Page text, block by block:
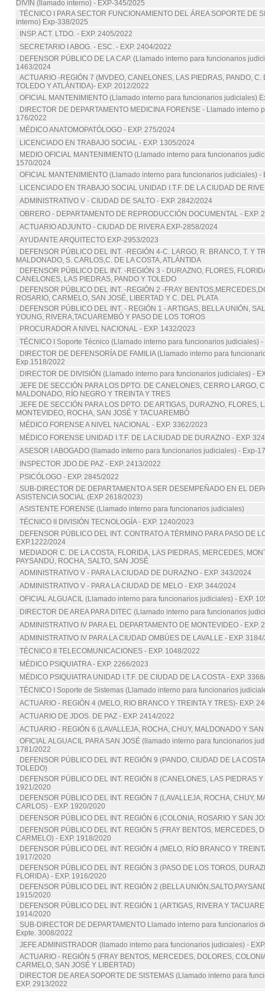
DIVIN (llamado interno) - EXP-345/2025
TÉCNICO I PARA SECTOR FUNCIONAMIENTO DEL ÁREA SOPORTE DE
interno) Exp-338/2025
INSP. ACT. LTDO. - EXP. 2405/2022
SECRETARIO I ABOG. - ESC. - EXP. 2404/2022
DEFENSOR PÚBLICO DE LA CAP. (Llamado interno para funcionarios
1463/2024
ACTUARIO -REGIÓN 7 (MVDEO, CANELONES, LAS PIEDRAS, PANDO, C.
TOLEDO Y ATLÁNTIDA)- EXP. 2012/2022
OFICIAL MANTENIMIENTO (Llamado interno para funcionarios judiciales)
DIRECTOR DE DEPARTAMENTO MEDICINA FORENSE - Llamado interno
176/2022
MÉDICO ANATOMOPATÓLOGO - EXP. 275/2024
LICENCIADO EN TRABAJO SOCIAL - EXP. 1305/2024
MEDIO OFICIAL MANTENIMIENTO (Llamado interno para funcionarios
1570/2024
OFICIAL MANTENIMIENTO (Llamado interno para funcionarios judiciales) -
LICENCIADO EN TRABAJO SOCIAL UNIDAD I.T.F. DE LA CIUDAD DE
ADMINISTRATIVO V - CIUDAD DE SALTO - EXP. 2842/2024
OBRERO - DEPARTAMENTO DE REPRODUCCIÓN DOCUMENTAL - EXP.
ACTUARIO ADJUNTO - CIUDAD DE RIVERA EXP-2858/2024
AYUDANTE ARQUITECTO EXP-2953/2023
DEFENSOR PÚBLICO DEL INT. -REGIÓN 4-C. LARGO, R. BRANCO, T. Y
MALDONADO, S. CARLOS,C. DE LA COSTA, ATLÁNTIDA
DEFENSOR PÚBLICO DEL INT. -REGIÓN 3 - DURAZNO, FLORES,
CANELONES, LAS PIEDRAS, PANDO Y TOLEDO
DEFENSOR PÚBLICO DEL INT. -REGIÓN 2 -FRAY
ROSARIO, CARMELO, SAN JOSÉ, LIBERTAD Y C. DEL PLATA
DEFENSOR PÚBLICO DEL INT. - REGIÓN 1 - ARTIGAS, BELLA UNIÓN,
YOUNG, RIVERA,TACUAREMBÓ Y PASO DE LOS TOROS
PROCURADOR A NIVEL NACIONAL - EXP. 1432/2023
TÉCNICO I Soporte Técnico (Llamado interno para funcionarios judiciales) -
DIRECTOR DE DEFENSORÍA DE FAMILIA (Llamado interno para
Exp.1518/2022
DIRECTOR DE DIVISIÓN (Llamado interno para funcionarios judiciales) -
JEFE DE SECCIÓN PARA LOS DPTO. DE CANELONES, CERRO LARGO,
MALDONADO, RÍO NEGRO Y TREINTA Y TRES
JEFE DE SECCIÓN PARA LOS DPTO. DE ARTIGAS, DURAZNO, FLORES,
MONTEVIDEO, ROCHA, SAN JOSÉ Y TACUAREMBÓ
MÉDICO FORENSE A NIVEL NACIONAL - EXP. 3362/2023
MÉDICO FORENSE UNIDAD I.T.F. DE LA CIUDAD DE DURAZNO - EXP.
ASESOR I ABOGADO (llamado interno para funcionarios judiciales) - Exp-
INSPECTOR JDO.DE PAZ - EXP. 2413/2022
PSICÓLOGO - EXP. 2845/2022
SUB-DIRECTOR DE DEPARTAMENTO A SER DESEMPEÑADO EN EL
ASISTENCIA SOCIAL (EXP 2618/2023)
ASISTENTE FORENSE (Llamado interno para funcionarios judiciales)
TÉCNICO II DIVISIÓN TECNOLOGÍA - EXP. 1240/2023
DEFENSOR PÚBLICO DEL INT. CONTRATO A TÉRMINO PARA PASO DE
EXP.1222/2024
MEDIADOR C. DE LA COSTA, FLORIDA, LAS PIEDRAS, MERCEDES,
PAYSANDÚ, ROCHA, SALTO, SAN JOSÉ
ADMINISTRATIVO V - PARA LA CIUDAD DE DURAZNO - EXP. 343/2024
ADMINISTRATIVO V - PARA LA CIUDAD DE MELO - EXP. 344/2024
OFICIAL ALGUACIL (Llamado interno para funcionarios judiciales) - EXP.
DIRECTOR DE AREA PARA DITEC (Llamado interno para funcionarios
ADMINISTRATIVO IV PARA EL DEPARTAMENTO DE MONTEVIDEO - EXP.
ADMINISTRATIVO IV PARA LA CIUDAD OMBÚES DE LAVALLE - EXP.
TÉCNICO II TELECOMUNICACIONES - EXP. 1048/2022
MÉDICO PSIQUIATRA - EXP. 2266/2023
MÉDICO PSIQUIATRA UNIDAD I.T.F. DE CIUDAD DE LA COSTA - EXP.
TÉCNICO I Soporte de Sistemas (Llamado interno para funcionarios
ACTUARIO - REGIÓN 4 (MELO, RIO BRANCO Y TREINTA Y TRES)- EXP.
ACTUARIO DE JDOS. DE PAZ - EXP. 2414/2022
ACTUARIO - REGIÓN 6 (LAVALLEJA, ROCHA, CHUY, MALDONADO Y
OFICIAL ALGUACIL PARA SAN JOSÉ (llamado interno para funcionarios
1781/2022
DEFENSOR PÚBLICO DEL INT. REGIÓN 9 (PANDO, CIUDAD DE LA
TOLEDO)
DEFENSOR PÚBLICO DEL INT. REGIÓN 8 (CANELONES, LAS PIEDRAS Y
1921/2020
DEFENSOR PÚBLICO DEL INT. REGIÓN 7 (LAVALLEJA, ROCHA, CHUY,
CARLOS) - EXP. 1920/2020
DEFENSOR PÚBLICO DEL INT. REGIÓN 6 (COLONIA, ROSARIO Y SAN
DEFENSOR PÚBLICO DEL INT. REGIÓN 5 (FRAY BENTOS, MERCEDES,
CARMELO) - EXP. 1918/2020
DEFENSOR PÚBLICO DEL INT. REGIÓN 4 (MELO, RÍO BRANCO Y
1917/2020
DEFENSOR PÚBLICO DEL INT. REGIÓN 3 (PASO DE LOS TOROS,
FLORIDA) - EXP. 1916/2020
DEFENSOR PÚBLICO DEL INT. REGIÓN 2 (BELLA
1915/2020
DEFENSOR PÚBLICO DEL INT. REGIÓN 1 (ARTIGAS, RIVERA Y
1914/2020
SUB-DIRECTOR DE DEPARTAMENTO Llamado interno para funcionarios
Expte. 3008/2022
JEFE ADMINISTRADOR (llamado interno para funcionarios judiciales) -
ACTUARIO - REGIÓN 5 (FRAY BENTOS, MERCEDES, DOLORES,
CARMELO, SAN JOSÉ Y LIBERTAD)
DIRECTOR DE AREA SOPORTE DE SISTEMAS (Llamado interno para
EXP. 2913/2022